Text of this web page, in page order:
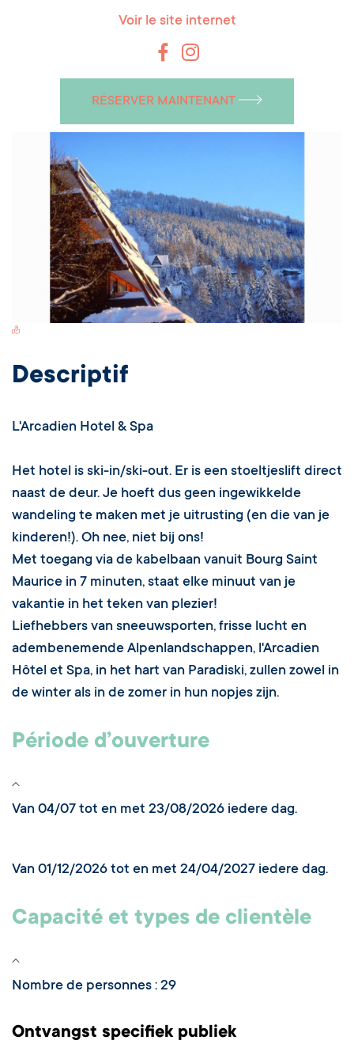
Voir le site internet
RÉSERVER MAINTENANT
Switch Carte/Photos
Descriptif
L'Arcadien Hotel & Spa
Het hotel is ski-in/ski-out. Er is een stoeltjeslift direct
naast de deur. Je hoeft dus geen ingewikkelde
wandeling te maken met je uitrusting (en die van je
kinderen!). Oh nee, niet bij ons!
Met toegang via de kabelbaan vanuit Bourg Saint
Maurice in 7 minuten, staat elke minuut van je
vakantie in het teken van plezier!
Liefhebbers van sneeuwsporten, frisse lucht en
adembenemende Alpenlandschappen, l'Arcadien
Hôtel et Spa, in het hart van Paradiski, zullen zowel in
de winter als in de zomer in hun nopjes zijn.
Période d’ouverture
Van 04/07 tot en met 23/08/2026 iedere dag.
Van 01/12/2026 tot en met 24/04/2027 iedere dag.
Capacité et types de clientèle
Nombre de personnes : 29
Ontvangst specifiek publiek